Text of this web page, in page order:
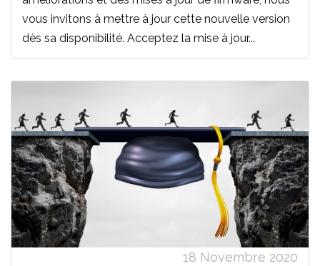
vous invitons à mettre à jour cette nouvelle version
dès sa disponibilité. Acceptez la mise à jour...
18 Novembre 2020